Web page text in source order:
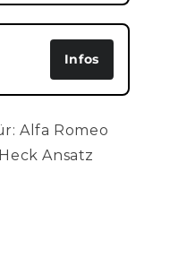
Infos
Alfa Romeo
Ansatz